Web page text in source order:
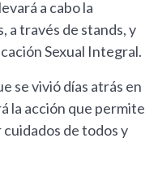
a cabo la
a través de stands, y
Sexual Integral.
se vivió días atrás en
la acción que permite
de todos y